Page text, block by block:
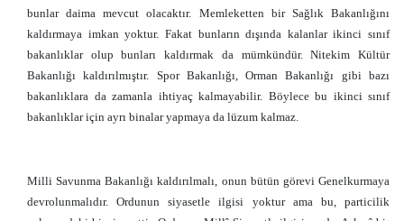
bunlar daima mevcut olacaktır. Memleketten bir Sağlık Bakanlığını
kaldırmaya imkan yoktur. Fakat bunların dışında kalanlar ikinci sınıf
bakanlıklar olup bunları kaldırmak da mümkündür. Nitekim Kültür
Bakanlığı kaldırılmıştır. Spor Bakanlığı, Orman Bakanlığı gibi bazı
bakanlıklara da zamanla ihtiyaç kalmayabilir. Böylece bu ikinci sınıf
bakanlıklar için ayrı binalar yapmaya da lüzum kalmaz.
Milli Savunma Bakanlığı kaldırılmalı, onun bütün görevi Genelkurmaya
devrolunmalıdır. Ordunun siyasetle ilgisi yoktur ama bu, particilik